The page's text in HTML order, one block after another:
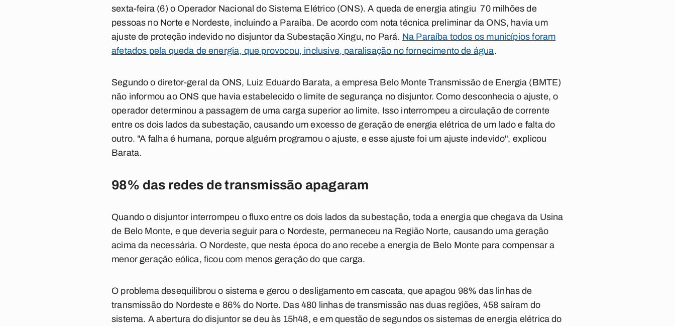
sexta-feira (6) o Operador Nacional do Sistema Elétrico (ONS). A queda de energia atingiu 70 milhões de
pessoas no Norte e Nordeste, incluindo a Paraíba. De acordo com nota técnica preliminar da ONS, havia um
ajuste de proteção indevido no disjuntor da Subestação Xingu, no Pará. Na Paraíba todos os municípios foram
afetados pela queda de energia, que provocou, inclusive, paralisação no fornecimento de água.
Segundo o diretor-geral da ONS, Luiz Eduardo Barata, a empresa Belo Monte Transmissão de Energia (BMTE)
não informou ao ONS que havia estabelecido o limite de segurança no disjuntor. Como desconhecia o ajuste, o
operador determinou a passagem de uma carga superior ao limite. Isso interrompeu a circulação de corrente
entre os dois lados da subestação, causando um excesso de geração de energia elétrica de um lado e falta do
outro. "A falha é humana, porque alguém programou o ajuste, e esse ajuste foi um ajuste indevido", explicou
Barata.
98% das redes de transmissão apagaram
Quando o disjuntor interrompeu o fluxo entre os dois lados da subestação, toda a energia que chegava da Usina
de Belo Monte, e que deveria seguir para o Nordeste, permaneceu na Região Norte, causando uma geração
acima da necessária. O Nordeste, que nesta época do ano recebe a energia de Belo Monte para compensar a
menor geração eólica, ficou com menos geração do que carga.
O problema desequilibrou o sistema e gerou o desligamento em cascata, que apagou 98% das linhas de
transmissão do Nordeste e 86% do Norte. Das 480 linhas de transmissão nas duas regiões, 458 saíram do
sistema. A abertura do disjuntor se deu às 15h48, e em questão de segundos os sistemas de energia elétrica do